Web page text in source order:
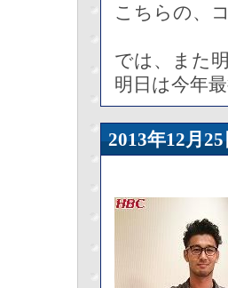
こちらの、
では、また
明日は今年
2013年12